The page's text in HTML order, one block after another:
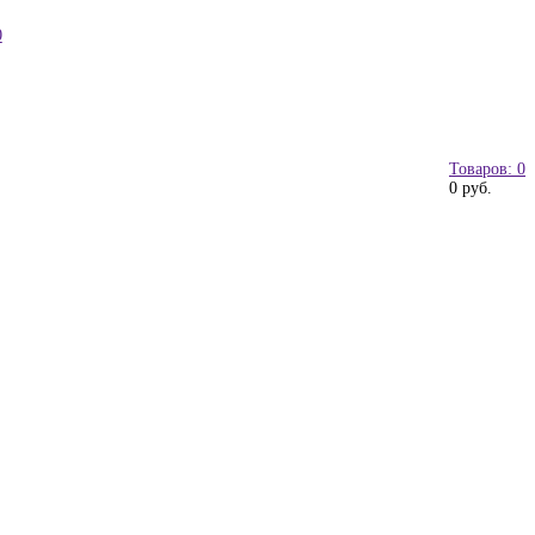
Товаров: 0
0 руб.